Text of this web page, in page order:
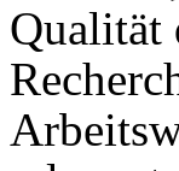
Qualität